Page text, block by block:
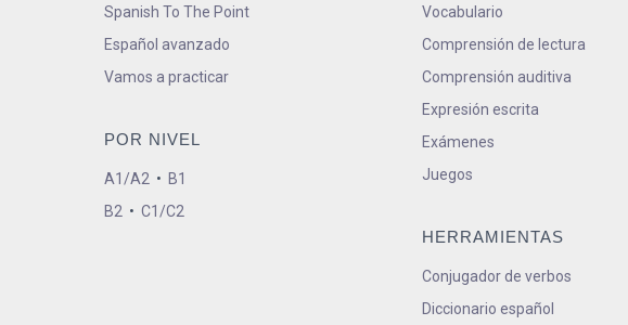
Spanish To The Point
Español avanzado
Vamos a practicar
POR NIVEL
A1/A2 • B1
B2 • C1/C2
Vocabulario
Comprensión de lectura
Comprensión auditiva
Expresión escrita
Exámenes
Juegos
HERRAMIENTAS
Conjugador de verbos
Diccionario español